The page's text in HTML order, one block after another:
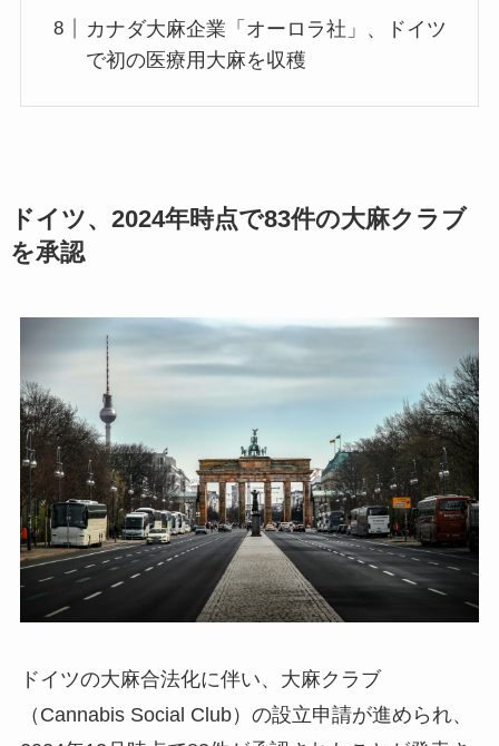
カナダ大麻企業「オーロラ社」、ドイツ
で初の医療用大麻を収穫
ドイツ、2024年時点で83件の大麻クラブ
を承認
ドイツの大麻合法化に伴い、大麻クラブ
（Cannabis Social Club）の設立申請が進められ、